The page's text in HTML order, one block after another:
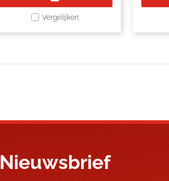
Vergelijken
Nieuwsbrief